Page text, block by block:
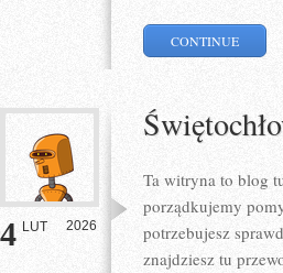
CONTINUE
4 LUT 2026
Ta witryna to blog
porządkujemy
potrzebujesz
znajdziesz tu